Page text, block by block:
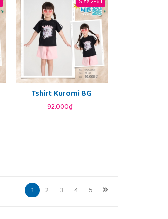
Tshirt Kuromi BG
92.000₫
1 2 3 4 5